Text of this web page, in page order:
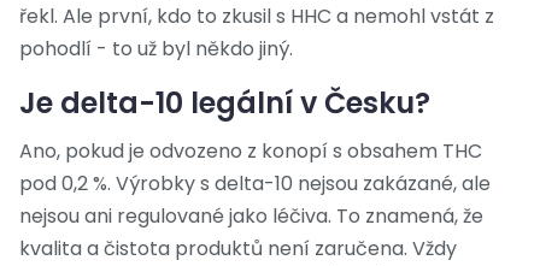
řekl. Ale první, kdo to zkusil s HHC a nemohl vstát z
pohodlí - to už byl někdo jiný.
Je delta-10 legální v Česku?
Ano, pokud je odvozeno z konopí s obsahem THC
pod 0,2 %. Výrobky s delta-10 nejsou zakázané, ale
nejsou ani regulované jako léčiva. To znamená, že
kvalita a čistota produktů není zaručena. Vždy